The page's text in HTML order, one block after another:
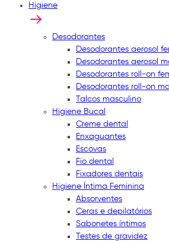
Higiene
Desodorantes
Desodorantes aerosol
Desodorantes aerosol
Desodorantes roll-on
Desodorantes roll-on
Talcos masculino
Higiene Bucal
Creme dental
Enxaguantes
Escovas
Fio dental
Fixadores dentais
Higiene Íntima Feminina
Absorventes
Ceras e depilatórios
Sabonetes íntimos
Testes de gravidez